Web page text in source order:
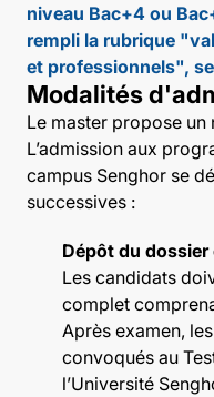
niveau Bac+4 ou
rempli la rubrique
et professionnels",
Modalités
Le master propose
L’admission aux
campus Senghor se
successives :
Dépôt du
Les candidats
complet
Après examen,
convoqués au
l’Université